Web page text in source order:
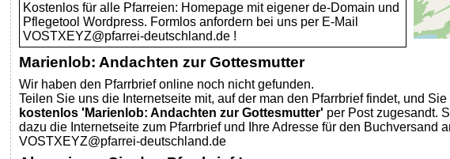
Kostenlos für alle Pfarreien: Homepage mit eigener de-Domain und
Pflegetool Wordpress. Formlos anfordern bei uns per E-Mail
VOSTXEYZ@pfarrei-deutschland.de !
Marienlob: Andachten zur Gottesmutter
Wir haben den Pfarrbrief online noch nicht gefunden.
Teilen Sie uns die Internetseite mit, auf der man den Pfarrbrief findet, und Sie
kostenlos 'Marienlob: Andachten zur Gottesmutter' per Post zugesandt.
dazu die Internetseite zum Pfarrbrief und Ihre Adresse für den Buchversand
VOSTXEYZ@pfarrei-deutschland.de